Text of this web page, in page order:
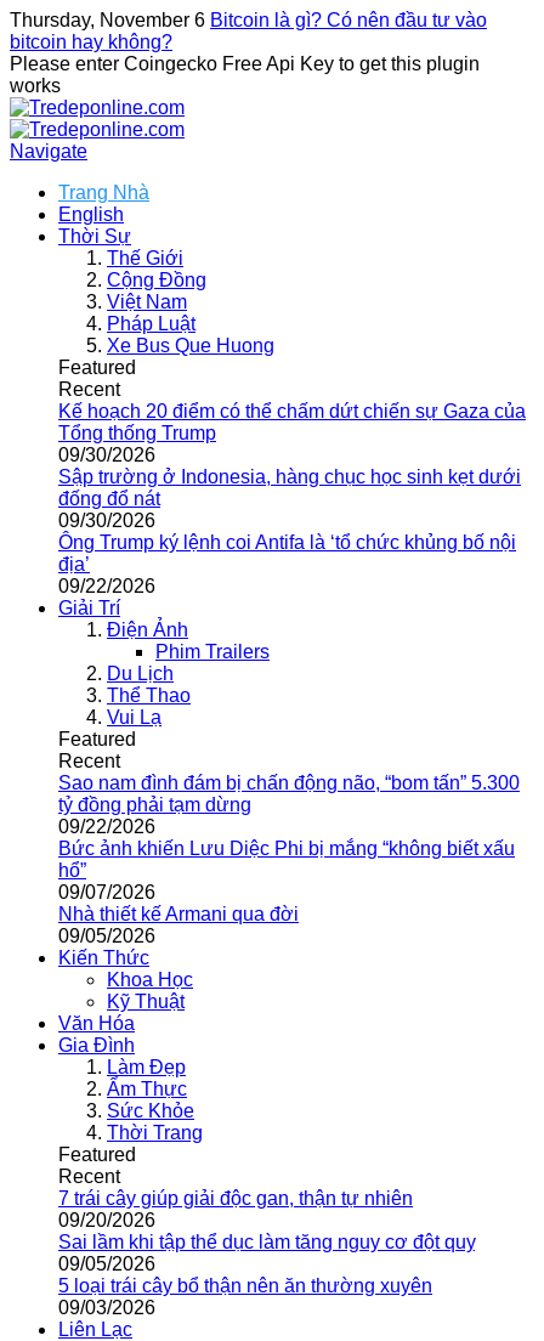
Thursday, November 6 Bitcoin là gì? Có nên đầu tư vào
bitcoin hay không?
Please enter Coingecko Free Api Key to get this plugin
works
Navigate
Trang Nhà
English
Thời Sự
Thế Giới
Cộng Đồng
Việt Nam
Pháp Luật
Xe Bus Que Huong
Featured
Recent
Kế hoạch 20 điểm có thể chấm dứt chiến sự Gaza của
Tổng thống Trump
09/30/2026
Sập trường ở Indonesia, hàng chục học sinh kẹt dưới
đống đổ nát
09/30/2026
Ông Trump ký lệnh coi Antifa là ‘tổ chức khủng bố nội
địa’
09/22/2026
Giải Trí
Điện Ảnh
Phim Trailers
Du Lịch
Thể Thao
Vui Lạ
Featured
Recent
Sao nam đình đám bị chấn động não, “bom tấn” 5.300
tỷ đồng phải tạm dừng
09/22/2026
Bức ảnh khiến Lưu Diệc Phi bị mắng “không biết xấu
hổ”
09/07/2026
Nhà thiết kế Armani qua đời
09/05/2026
Kiến Thức
Khoa Học
Kỹ Thuật
Văn Hóa
Gia Đình
Làm Đẹp
Ẩm Thực
Sức Khỏe
Thời Trang
Featured
Recent
7 trái cây giúp giải độc gan, thận tự nhiên
09/20/2026
Sai lầm khi tập thể dục làm tăng nguy cơ đột quỵ
09/05/2026
5 loại trái cây bổ thận nên ăn thường xuyên
09/03/2026
Liên Lạc